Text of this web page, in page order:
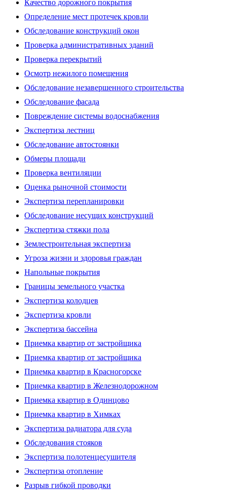
Качество дорожного покрытия
Определение мест протечек кровли
Обследование конструкций окон
Проверка административных зданий
Проверка перекрытий
Осмотр нежилого помещения
Обследование незавершенного строительства
Обследование фасада
Повреждение системы водоснабжения
Экспертиза лестниц
Обследование автостоянки
Обмеры площади
Проверка вентиляции
Оценка рыночной стоимости
Экспертиза перепланировки
Обследование несущих конструкций
Экспертиза стяжки пола
Землестроительная экспертиза
Угроза жизни и здоровья граждан
Напольные покрытия
Границы земельного участка
Экспертиза колодцев
Экспертиза кровли
Экспертиза бассейна
Приемка квартир от застройщика
Приемка квартир от застройщика
Приемка квартир в Красногорске
Приемка квартир в Железнодорожном
Приемка квартир в Одинцово
Приемка квартир в Химках
Экспертиза радиатора для суда
Обследования стояков
Экспертиза полотенцесушителя
Экспертиза отопление
Разрыв гибкой проводки